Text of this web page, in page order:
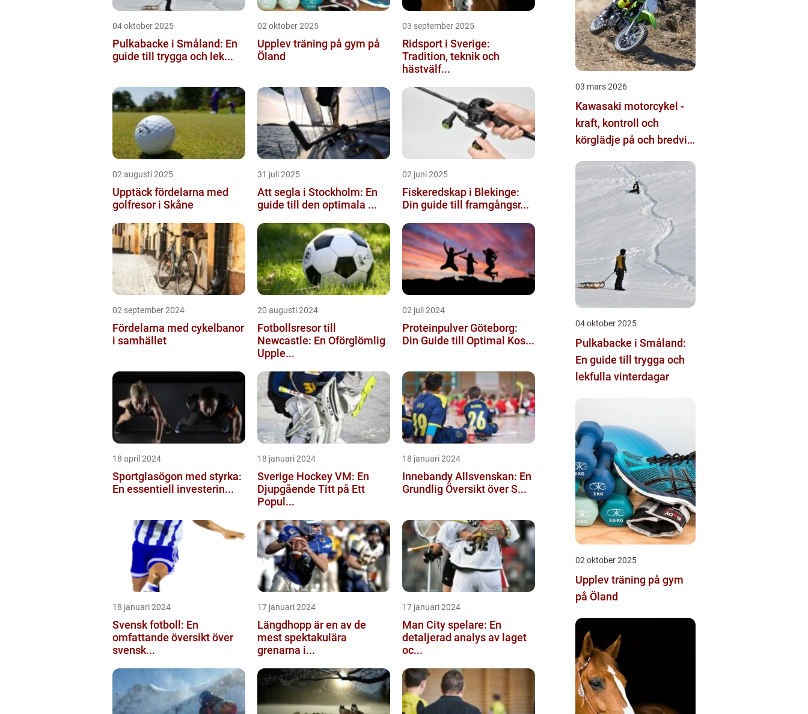
04 oktober 2025
Pulkabacke i Småland: En
guide till trygga och lek...
02 oktober 2025
Upplev träning på gym på
Öland
03 september 2025
Ridsport i Sverige:
Tradition, teknik och
hästvälf...
02 augusti 2025
Upptäck fördelarna med
golfresor i Skåne
31 juli 2025
Att segla i Stockholm: En
guide till den optimala ...
02 juni 2025
Fiskeredskap i Blekinge:
Din guide till framgångsr...
02 september 2024
Fördelarna med cykelbanor
i samhället
20 augusti 2024
Fotbollsresor till
Newcastle: En Oförglömlig
Upple...
02 juli 2024
Proteinpulver Göteborg:
Din Guide till Optimal Kos...
18 april 2024
Sportglasögon med styrka:
En essentiell investerin...
18 januari 2024
Sverige Hockey VM: En
Djupgående Titt på Ett
Popul...
18 januari 2024
Innebandy Allsvenskan: En
Grundlig Översikt över S...
18 januari 2024
Svensk fotboll: En
omfattande översikt över
svensk...
17 januari 2024
Längdhopp är en av de
mest spektakulära
grenarna i...
17 januari 2024
Man City spelare: En
detaljerad analys av laget
oc...
03 mars 2026
Kawasaki motorcykel -
kraft, kontroll och
körglädje på och bredvid
04 oktober 2025
Pulkabacke i Småland:
En guide till trygga och
lekfulla vinterdagar
02 oktober 2025
Upplev träning på gym
på Öland